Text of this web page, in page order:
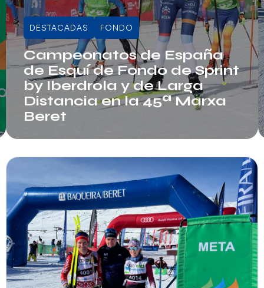
DESTACADAS FONDO
Campeonatos de España
de Esquí de Fondo de Sprint
by Iberdrola y de Larga
Distancia en la 45ª Marxa
Beret